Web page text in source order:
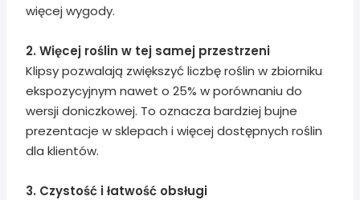
więcej wygody.
2. Więcej roślin w tej samej przestrzeni
Klipsy pozwalają zwiększyć liczbę roślin w zbiorniku
ekspozycyjnym nawet o 25% w porównaniu do
wersji doniczkowej. To oznacza bardziej bujne
prezentacje w sklepach i więcej dostępnych roślin
dla klientów.
3. Czystość i łatwość obsługi